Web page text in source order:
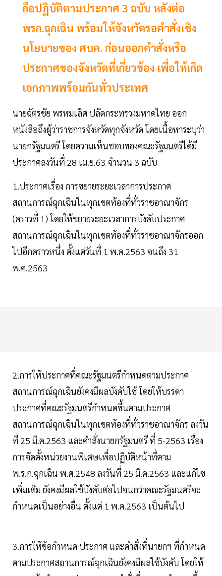
ถือปฏิบัติตามประกาศ 3 ฉบับ หลังต่อ
พรก.ฉุกเฉิน พร้อมให้จังหวัดรอคำสั่งเชิง
นโยบายของ ศบค. ก่อนออกคำสั่งหรือ
ประกาศของจังหวัดที่เกี่ยวข้อง เพื่อให้เกิด
เอกภาพพร้อมกันทั่วประเทศ
นายฉัตรชัย พรหมเลิศ ปลัดกระทรวงมหาดไทย ออก
หนังสือถึงผู้ว่าราชการจังหวัดทุกจังหวัด โดยเนื้อหาระบุว่า
นายกรัฐมนตรี โดยความเห็นชอบของคณะรัฐมนตรีได้มี
ประกาศลงวันที่ 28 เม.ย.63 จำนวน 3 ฉบับ
1.ประกาศเรื่อง การขยายระยะเวลาการประกาศ
สถานการณ์ฉุกเฉินในทุกเขตท้องที่ทั่วราชอาณาจักร
(คราวที่ 1) โดยให้ขยายระยะเวลาการบังคับประกาศ
สถานการณ์ฉุกเฉินในทุกเขตท้องที่ทั่วราชอาณาจักรออก
ไปอีกคราวหนึ่ง ตั้งแต่วันที่ 1 พ.ค.2563 จนถึง 31
พ.ค.2563
2.การให้ประกาศที่คณะรัฐมนตรีกำหนดตามประกาศ
สถานการณ์ฉุกเฉินยังคงมีผลบังคับใช้ โดยให้บรรดา
ประกาศที่คณะรัฐมนตรีกำหนดขึ้นตามประกาศ
สถานการณ์ฉุกเฉินในทุกเขตท้องที่ทั่วราชอาณาจักร ลงวัน
ที่ 25 มี.ค.2563 และคำสั่งนายกรัฐมนตรี ที่ 5-2563 เรื่อง
การจัดตั้งหน่วยงานพิเศษเพื่อปฏิบัติหน้าที่ตาม
พ.ร.ก.ฉุกเฉิน พ.ศ.2548 ลงวันที่ 25 มี.ค.2563 และแก้ไข
เพิ่มเติม ยังคงมีผลใช้บังคับต่อไปจนกว่าคณะรัฐมนตรีจะ
กำหนดเป็นอย่างอื่น ตั้งแต่ 1 พ.ค.2563 เป็นต้นไป
3.การให้ข้อกำหนด ประกาศ และคำสั่งที่นายกฯ ที่กำหนด
ตามประกาศสถานการณ์ฉุกเฉินยังคงมีผลใช้บังคับ โดยให้